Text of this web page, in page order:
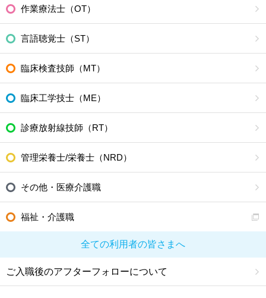
作業療法士（OT）
言語聴覚士（ST）
臨床検査技師（MT）
臨床工学技士（ME）
診療放射線技師（RT）
管理栄養士/栄養士（NRD）
その他・医療介護職
福祉・介護職
全ての利用者の皆さまへ
ご入職後のアフターフォローについて